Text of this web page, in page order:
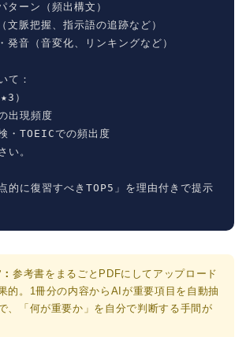
ーン（頻出構文）
脈把握、指示語の追跡など）
音（音変化、リンキングなど）
て：
）
出現頻度
・TOEICでの頻出度
い。
的に復習すべきTOP5」を理由付きで提示
参考書をまるごとPDFにしてアップロード
的。1冊分の内容からAIが重要項目を自動抽
、「何が重要か」を自分で判断する手間が